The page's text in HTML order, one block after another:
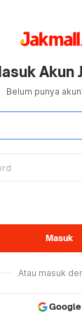
Akun
Belum punya
Masuk
Atau masuk
Google